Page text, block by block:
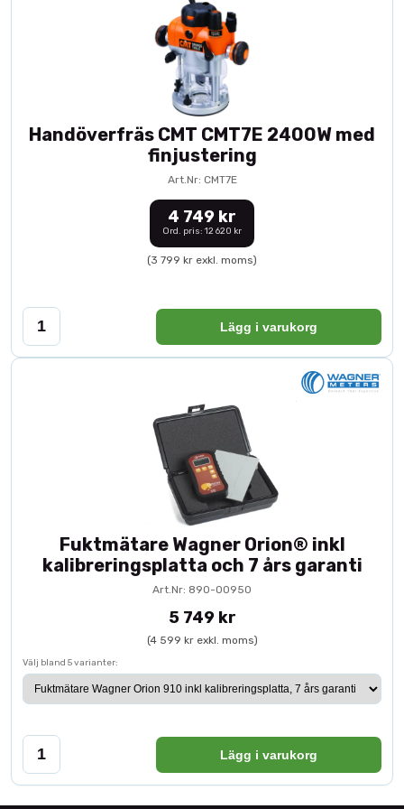
Handöverfräs CMT CMT7E 2400W med
finjustering
Art.Nr: CMT7E
4 749 kr
Ord. pris: 12 620 kr
(3 799 kr exkl. moms)
Lägg i varukorg
Fuktmätare Wagner Orion® inkl
kalibreringsplatta och 7 års garanti
Art.Nr: 890-00950
5 749 kr
(4 599 kr exkl. moms)
Välj bland 5 varianter:
Lägg i varukorg